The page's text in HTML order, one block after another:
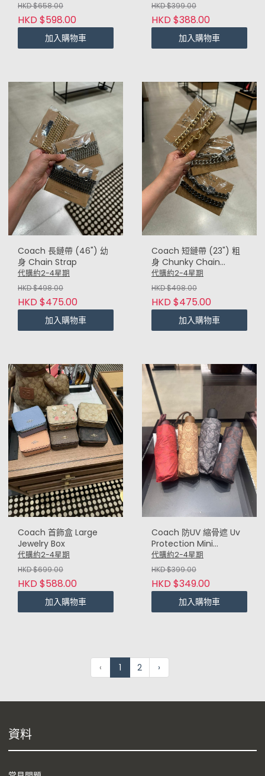
HKD $658.00
HKD $598.00
加入購物車
HKD $399.00
HKD $388.00
加入購物車
Coach 長鏈帶 (46") 幼
身 Chain Strap
代購約2-4星期
HKD $498.00
HKD $475.00
加入購物車
Coach 短鏈帶 (23") 粗
身 Chunky Chain
Shoulder Strap
代購約2-4星期
HKD $498.00
HKD $475.00
加入購物車
Coach 首飾盒 Large
Jewelry Box
代購約2-4星期
HKD $699.00
HKD $588.00
加入購物車
Coach 防UV 縮骨遮 Uv
Protection Mini
Umbrella
代購約2-4星期
HKD $399.00
HKD $349.00
加入購物車
‹ 1 2 ›
資料